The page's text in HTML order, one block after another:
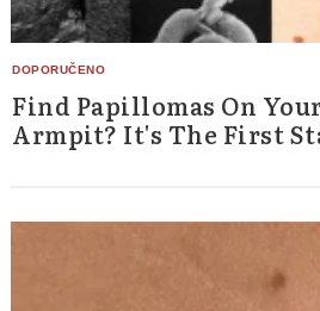
Find Papillomas On
Armpit? It's The First